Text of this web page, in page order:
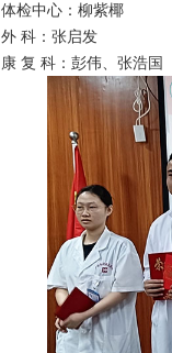
体检中心：柳紫椰
外 科：张启发
康 复 科：彭伟、张浩国